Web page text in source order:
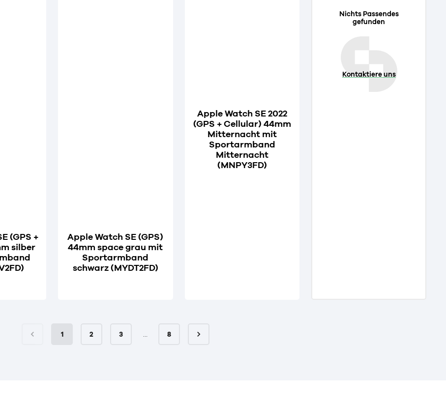
(GPS +
silber
Apple Watch SE (GPS)
44mm space grau mit
Sportarmband
schwarz (MYDT2FD)
Apple Watch SE 2022
(GPS + Cellular) 44mm
Mitternacht mit
Sportarmband
Mitternacht
(MNPY3FD)
Nichts Passendes
gefunden
Kontaktiere uns
1 2 3 8